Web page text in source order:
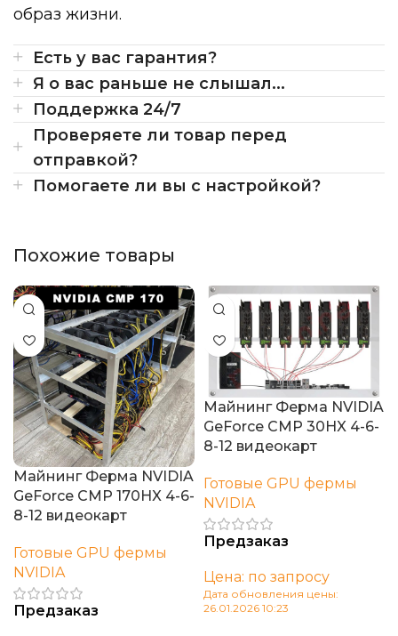
образ жизни.
Есть у вас гарантия?
Я о вас раньше не слышал...
Поддержка 24/7
Проверяете ли товар перед
отправкой?
Помогаете ли вы с настройкой?
Похожие товары
Майнинг Ферма NVIDIA
GeForce CMP 170HX 4-6-
8-12 видеокарт
Готовые GPU фермы
NVIDIA
Предзаказ
Майнинг Ферма NVIDIA
GeForce CMP 30HX 4-6-
8-12 видеокарт
Готовые GPU фермы
NVIDIA
Предзаказ
Цена: по запросу
Дата обновления цены:
26.01.2026 10:23